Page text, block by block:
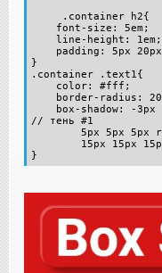
.container h2{
font-size: 5em;
line-height: 1em;
padding: 5px
}
.container .text1{
color: #fff;
border-radius:
box-shadow: -3px -
// тень #1
5px 5px 5px
15px 15px 15px
}